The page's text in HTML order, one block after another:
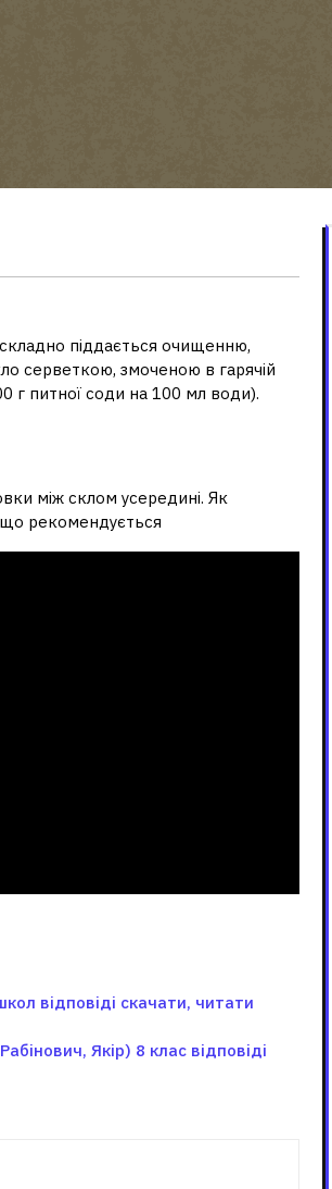
піддається очищенню,
серветкою, змоченою в гарячій
г питної соди на 100 мл води).
між склом усередині. Як
що рекомендується
відповіді скачати, читати
Якір) 8 клас відповіді